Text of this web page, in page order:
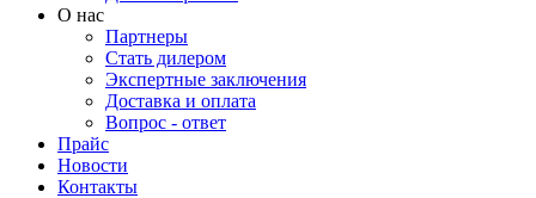
О нас
Партнеры
Стать дилером
Экспертные заключения
Доставка и оплата
Вопрос - ответ
Прайс
Новости
Контакты